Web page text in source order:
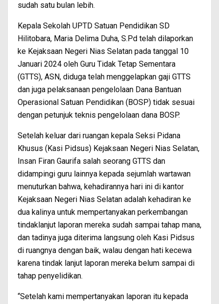
sudah satu bulan lebih.
Kepala Sekolah UPTD Satuan Pendidikan SD
Hilitobara, Maria Delima Duha, S.Pd telah dilaporkan
ke Kejaksaan Negeri Nias Selatan pada tanggal 10
Januari 2024 oleh Guru Tidak Tetap Sementara
(GTTS), ASN, diduga telah menggelapkan gaji GTTS
dan juga pelaksanaan pengelolaan Dana Bantuan
Operasional Satuan Pendidikan (BOSP) tidak sesuai
dengan petunjuk teknis pengelolaan dana BOSP.
Setelah keluar dari ruangan kepala Seksi Pidana
Khusus (Kasi Pidsus) Kejaksaan Negeri Nias Selatan,
Insan Firan Gaurifa salah seorang GTTS dan
didampingi guru lainnya kepada sejumlah wartawan
menuturkan bahwa, kehadirannya hari ini di kantor
Kejaksaan Negeri Nias Selatan adalah kehadiran ke
dua kalinya untuk mempertanyakan perkembangan
tindaklanjut laporan mereka sudah sampai tahap mana,
dan tadinya juga diterima langsung oleh Kasi Pidsus
di ruangnya dengan baik, walau dengan hati kecewa
karena tindak lanjut laporan mereka belum sampai di
tahap penyelidikan.
“Setelah kami mempertanyakan laporan itu kepada